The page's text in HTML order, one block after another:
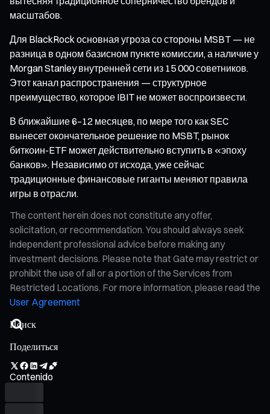
масштабов.
Для BlackRock основная угроза со стороны MSBT — не
разница в одном базисном пункте комиссии, а наличие у
Morgan Stanley внутренней сети из 15 000 советников.
Этот канал распространения — структурное
преимущество, которое IBIT не может воспроизвести.
В ближайшие 6–12 месяцев, по мере того как SEC
вынесет окончательное решение по MSBT, рынок
биткоин-ETF может действительно вступить в «эпоху
банков». Независимо от исхода, уже сейчас
традиционные финансовые гиганты меняют правила
игры в отрасли.
The content herein does not constitute any offer,
solicitation, or recommendation. You should always seek
independent professional advice before making any
investment decisions. Please note that Gate may restrict or
prohibit the use of all or a portion of the Services from
Restricted Locations. For more information, please read the
User Agreement
Поделиться
Contenido